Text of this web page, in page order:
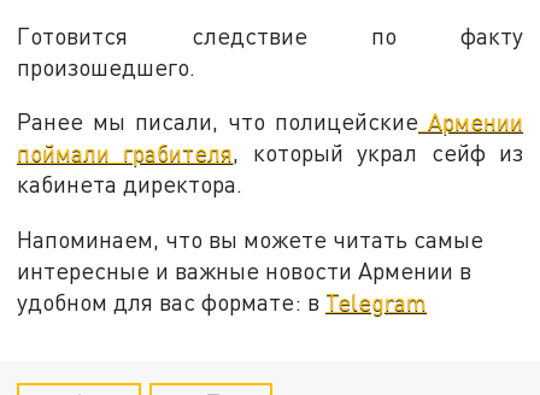
Готовится следствие по факту
произошедшего.
Ранее мы писали, что полицейские Армении
поймали грабителя, который украл сейф из
кабинета директора.
Напоминаем, что вы можете читать самые
интересные и важные новости Армении в
удобном для вас формате: в Telegram